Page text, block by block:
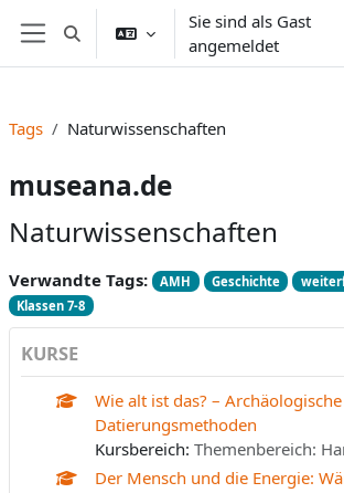
Zum Hauptinhalt
Website-Übersicht
Sucheingabe umschalten
Sie sind als Gast
angemeldet
Tags Naturwissenschaften
museana.de
Naturwissenschaften
Verwandte Tags: AMH Geschichte
Klassen 7-8
KURSE
Wie alt ist das? – Archäologische
Datierungsmethoden
Kursbereich: Themenbereich:
Der Mensch und die Energie: